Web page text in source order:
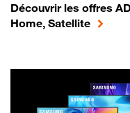
Découvrir les offres
Home, Satellite